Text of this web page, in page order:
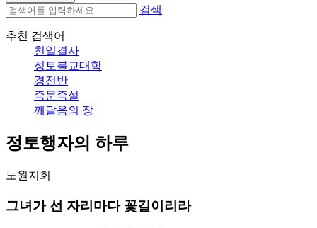
검색
추천 검색어
천일결사
정토불교대학
경전반
즉문즉설
깨달음의 장
정토행자의 하루
노원지회
그녀가 선 자리마다 꽃길이리라